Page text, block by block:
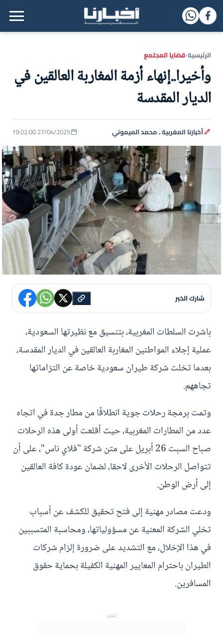
القائمة الرئيسية
الرئيسية‹قضايا المجتمع
وأخيرا..إنهاء أزمة المغاربة العالقين في
الديار المقدسة
أخبارنا المغربية ـ محمد الميموني 27/04/2025 19:02:00
شارك الخبر
باشرت السلطات المغربية، بتنسيق مع نظيرتها السعودية،
عملية إجلاء المواطنين المغاربة العالقين في الديار المقدسة،
بعدما تخلت شركة طيران سعودية خاصة عن التزاماتها
تجاههم.
وتمت برمجة رحلات جوية انطلاقًا من مطار جدة في اتجاه
عدد من المطارات المغربية، حيث أقلعت أولى هذه الرحلات
صباح السبت 26 أبريل على متن شركة "فلاي ناس"، على أن
تتواصل الرحلات الأخرى لاحقا، لضمان عودة كافة العالقين
إلى أرض الوطن.
ودعت مصادر مهنية إلى فتح تحقيق للكشف عن أسباب
تخلي الشركة المعنية عن مسؤولياتها، ومحاسبة المتسببين
في هذا الإخلال، مع التشديد على ضرورة إلزام شركات
الطيران باحترام المعايير المهنية الكفيلة بحماية حقوق
المسافرين.
إعلان